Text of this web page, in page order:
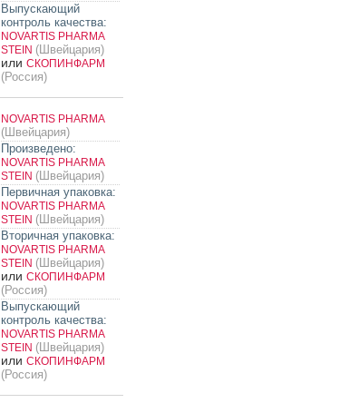
Выпускающий
контроль качества:
NOVARTIS PHARMA
STEIN (Швейцария)
или СКОПИНФАРМ
(Россия)
NOVARTIS PHARMA
(Швейцария)
Произведено:
NOVARTIS PHARMA
STEIN (Швейцария)
Первичная упаковка:
NOVARTIS PHARMA
STEIN (Швейцария)
Вторичная упаковка:
NOVARTIS PHARMA
STEIN (Швейцария)
или СКОПИНФАРМ
(Россия)
Выпускающий
контроль качества:
NOVARTIS PHARMA
STEIN (Швейцария)
или СКОПИНФАРМ
(Россия)